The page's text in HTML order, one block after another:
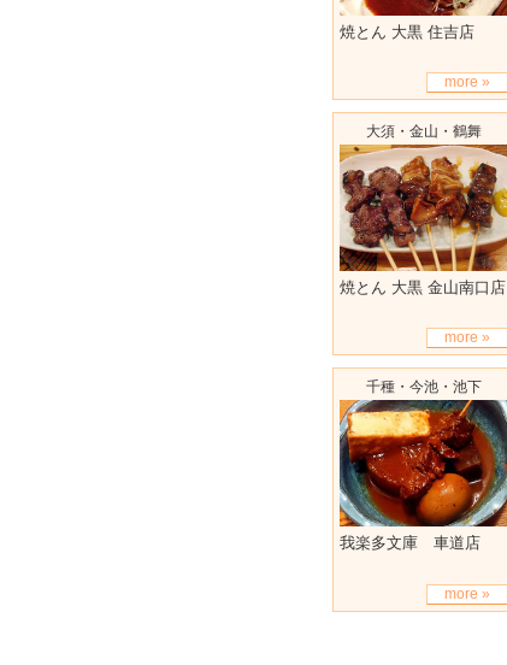
焼とん 大黒 住吉店
more »
大須・金山・鶴舞
焼とん 大黒 金山南口店
more »
千種・今池・池下
我楽多文庫 車道店
more »